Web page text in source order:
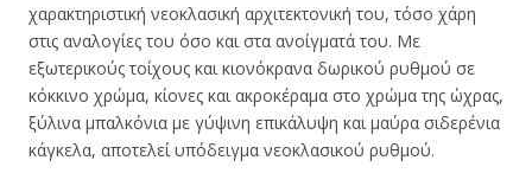
χαρακτηριστική νεοκλασική αρχιτεκτονική του, τόσο χάρη
στις αναλογίες του όσο και στα ανοίγματά του. Με
εξωτερικούς τοίχους και κιονόκρανα δωρικού ρυθμού σε
κόκκινο χρώμα, κίονες και ακροκέραμα στο χρώμα της ώχρας,
ξύλινα μπαλκόνια με γύψινη επικάλυψη και μαύρα σιδερένια
κάγκελα, αποτελεί υπόδειγμα νεοκλασικού ρυθμού.